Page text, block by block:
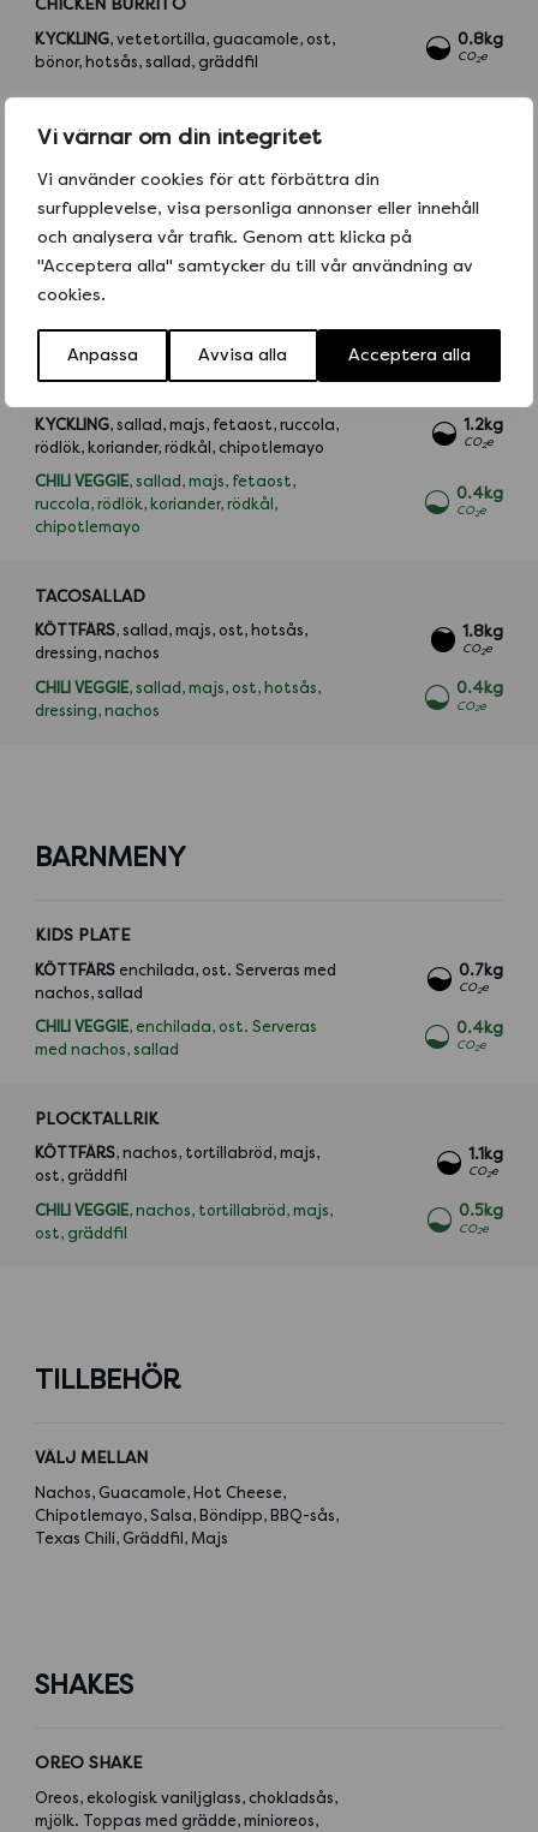
Vi värnar om din integritet
Vi använder cookies för att förbättra din
surfupplevelse, visa personliga annonser eller innehåll
och analysera vår trafik. Genom att klicka på
"Acceptera alla" samtycker du till vår användning av
cookies.
Anpassa Avvisa alla Acceptera alla
CHICKEN BURRITO
KYCKLING, vetetortilla, guacamole, ost,
bönor, hotsås, sallad, gräddfil
0.8kg
CO2e
Burrito grande serveras med nachos,
SALLADER
KYCKLING, sallad, majs, fetaost, ruccola,
rödlök, koriander, rödkål, chipotlemayo
1.2kg
CO2e
CHILI VEGGIE, sallad, majs, fetaost,
ruccola, rödlök, koriander, rödkål,
chipotlemayo
0.4kg
CO2e
TACOSALLAD
KÖTTFÄRS, sallad, majs, ost, hotsås,
dressing, nachos
1.8kg
CO2e
CHILI VEGGIE, sallad, majs, ost, hotsås,
dressing, nachos
0.4kg
CO2e
BARNMENY
KIDS PLATE
KÖTTFÄRSenchilada, ost. Serveras med
nachos, sallad
0.7kg
CO2e
CHILI VEGGIE, enchilada, ost. Serveras
med nachos, sallad
0.4kg
CO2e
PLOCKTALLRIK
KÖTTFÄRS, nachos, tortillabröd, majs,
ost, gräddfil
1.1kg
CO2e
CHILI VEGGIE, nachos, tortillabröd, majs,
ost, gräddfil
0.5kg
CO2e
TILLBEHÖR
VÄLJ MELLAN
Nachos, Guacamole, Hot Cheese,
Chipotlemayo, Salsa, Böndipp, BBQ-sås,
Texas Chili, Gräddfil, Majs
SHAKES
OREO SHAKE
Oreos, ekologisk vaniljglass, chokladsås,
mjölk. Toppas med grädde, minioreos,